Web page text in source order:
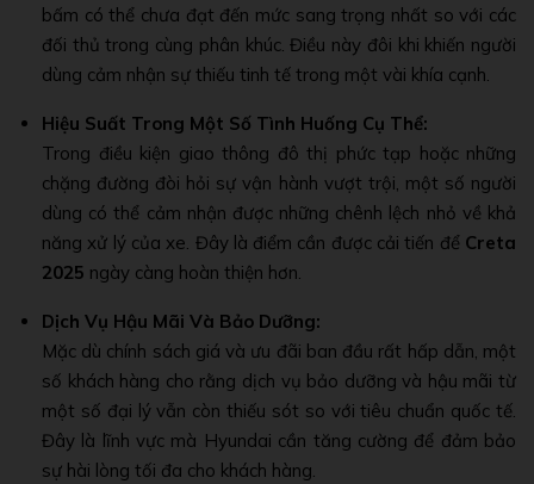
bấm có thể chưa đạt đến mức sang trọng nhất so với các
đối thủ trong cùng phân khúc. Điều này đôi khi khiến người
dùng cảm nhận sự thiếu tinh tế trong một vài khía cạnh.
Hiệu Suất Trong Một Số Tình Huống Cụ Thể:
Trong điều kiện giao thông đô thị phức tạp hoặc những
chặng đường đòi hỏi sự vận hành vượt trội, một số người
dùng có thể cảm nhận được những chênh lệch nhỏ về khả
năng xử lý của xe. Đây là điểm cần được cải tiến để Creta
2025 ngày càng hoàn thiện hơn.
Dịch Vụ Hậu Mãi Và Bảo Dưỡng:
Mặc dù chính sách giá và ưu đãi ban đầu rất hấp dẫn, một
số khách hàng cho rằng dịch vụ bảo dưỡng và hậu mãi từ
một số đại lý vẫn còn thiếu sót so với tiêu chuẩn quốc tế.
Đây là lĩnh vực mà Hyundai cần tăng cường để đảm bảo
sự hài lòng tối đa cho khách hàng.